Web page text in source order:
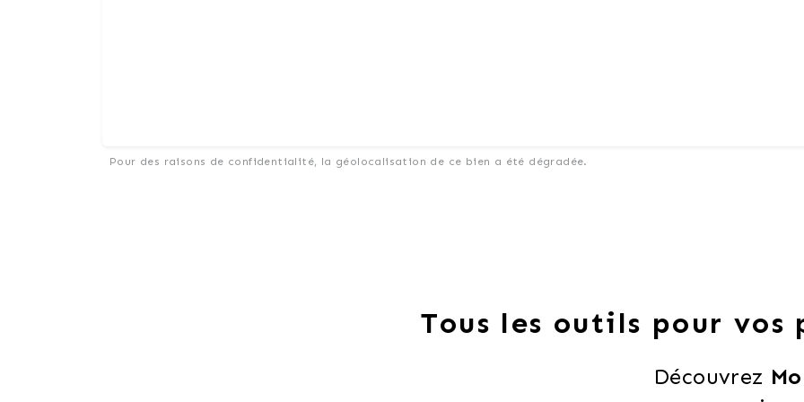
Pour des raisons de confidentialité, la géolocalisation de ce bien a été dégradée.
Tous les outils pour
Découvrez